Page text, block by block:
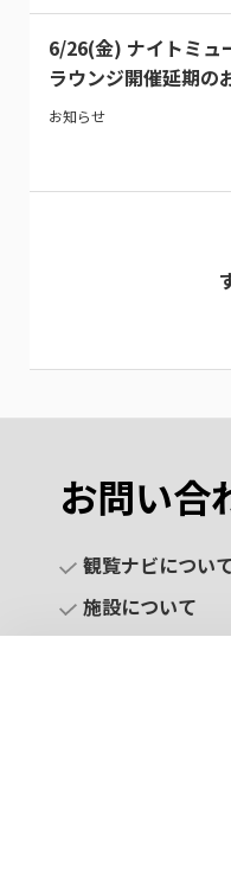
6/26(金) ナイトミュ
ラウンジ開催延期の
お知らせ
お問い合
観覧ナビについ
施設について